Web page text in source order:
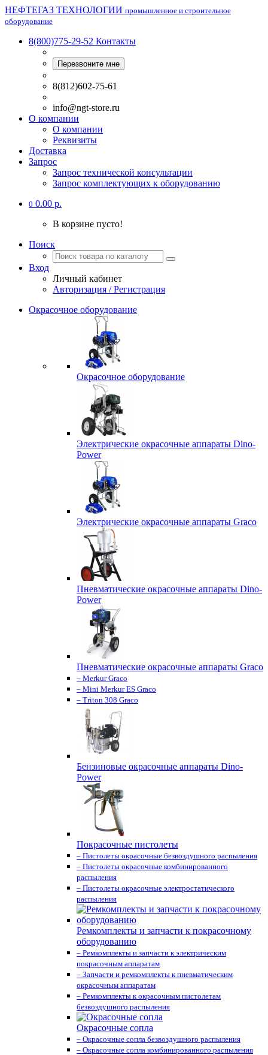
НЕФТЕГАЗ ТЕХНОЛОГИИ промышленное и строительное
оборудование
8(800)775-29-52 Контакты
Перезвоните мне
8(812)602-75-61
info@ngt-store.ru
О компании
О компании
Реквизиты
Доставка
Запрос
Запрос технической консультации
Запрос комплектующих к оборудованию
0 0.00 р.
В корзине пусто!
Поиск
Вход
Личный кабинет
Авторизация / Регистрация
Окрасочное оборудование
Окрасочное оборудование
Электрические окрасочные аппараты Dino-
Power
Электрические окрасочные аппараты Graco
Пневматические окрасочные аппараты Dino-
Power
Пневматические окрасочные аппараты Graco
– Merkur Graco
– Mini Merkur ES Graco
– Triton 308 Graco
Бензиновые окрасочные аппараты Dino-
Power
Покрасочные пистолеты
– Пистолеты окрасочные безвоздушного распыления
– Пистолеты окрасочные комбинированного
распыления
– Пистолеты окрасочные электростатического
распыления
Ремкомплекты и запчасти к покрасочному
оборудованию
– Ремкомплекты и запчасти к электрическим
покрасочным аппаратам
– Запчасти и ремкомплекты к пневматическим
окрасочным аппаратам
– Ремкомплекты к окрасочным пистолетам
безвоздушного распыления
Окрасочные сопла
– Окрасочные сопла безвоздушного распыления
– Окрасочные сопла комбинированного распыления